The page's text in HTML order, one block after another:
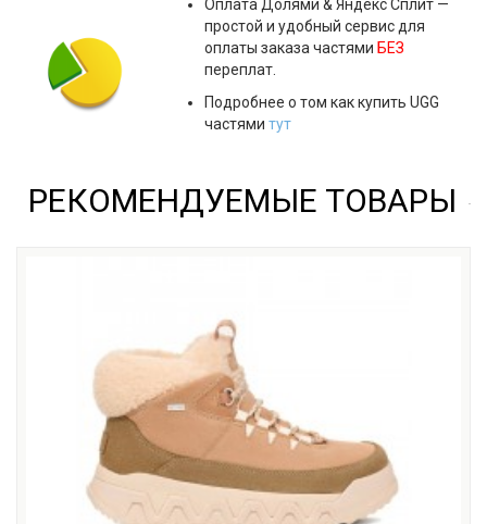
ОплатаДолями & Яндекс Сплит —
простой и удобный сервис для
оплаты заказа частями БЕЗ
переплат.
Подробнее о том как купить UGG
частями тут
РЕКОМЕНДУЕМЫЕ ТОВАРЫ